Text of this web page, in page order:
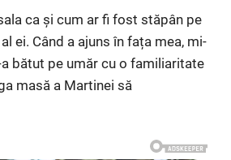
ca și cum ar fi fost stăpân pe
ei. Când a ajuns în fața mea, mi-
bătut pe umăr cu o familiaritate
masă a Martinei să